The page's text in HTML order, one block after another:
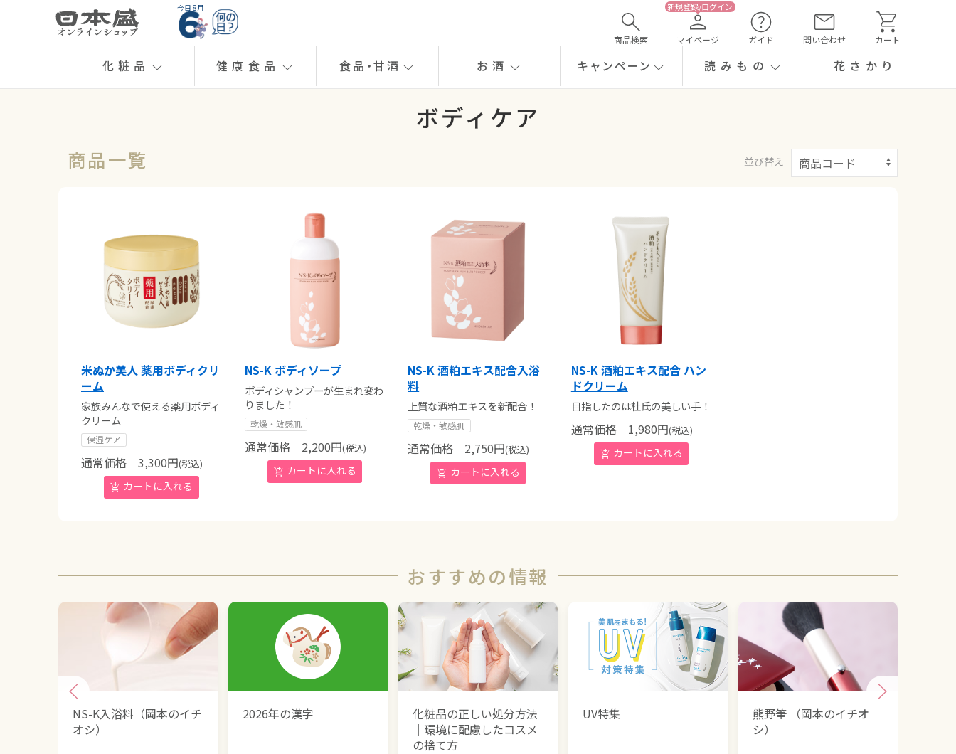
今日 8月
商品検索 マイページ ガイド 問い合わせ カート
化粧品 健康食品 食品・甘酒 お酒 キャンペーン 読みもの 花さかり
ボディケア
並び替え
商品一覧
米ぬか美人 薬用ボディクリ
ーム
家族みんなで使える薬用ボディ
クリーム
保湿ケア
通常価格 3,300円(税込)
NS-K ボディソープ
ボディシャンプーが生まれ変わ
りました！
乾燥・敏感肌
通常価格2,200円(税込)
NS-K 酒粕エキス配合入浴
料
上質な酒粕エキスを新配合！
乾燥・敏感肌
通常価格 2,750円(税込)
NS-K 酒粕エキス配合 ハン
ドクリーム
目指したのは杜氏の美しい手！
通常価格1,980円(税込)
おすすめの情報
NS-K入浴料（岡本のイチ
オシ）
2026年の漢字
化粧品の正しい処分方法
｜環境に配慮したコスメ
の捨て方
UV特集
熊野筆 （岡本のイチオ
シ）